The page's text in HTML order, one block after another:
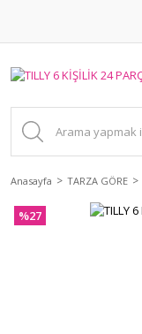
Anasayfa TARZA GÖRE
%27